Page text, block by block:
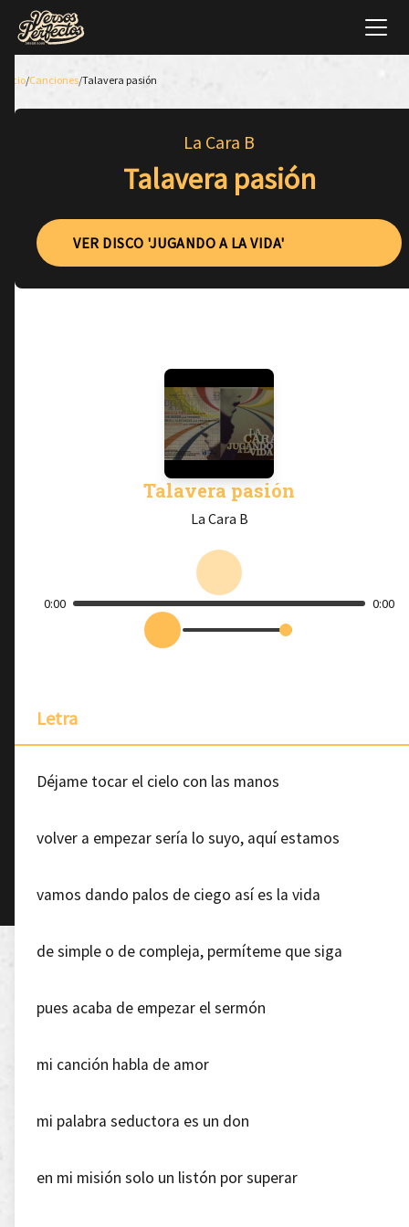
Inicio/Canciones/Talavera pasión
La Cara B
Talavera pasión
VER DISCO 'JUGANDO A LA VIDA'
Talavera pasión
La Cara B
0:00 0:00
Letra
Déjame tocar el cielo con las manos
volver a empezar sería lo suyo, aquí estamos
vamos dando palos de ciego así es la vida
de simple o de compleja, permíteme que siga
pues acaba de empezar el sermón
mi canción habla de amor
mi palabra seductora es un don
en mi misión solo un listón por superar